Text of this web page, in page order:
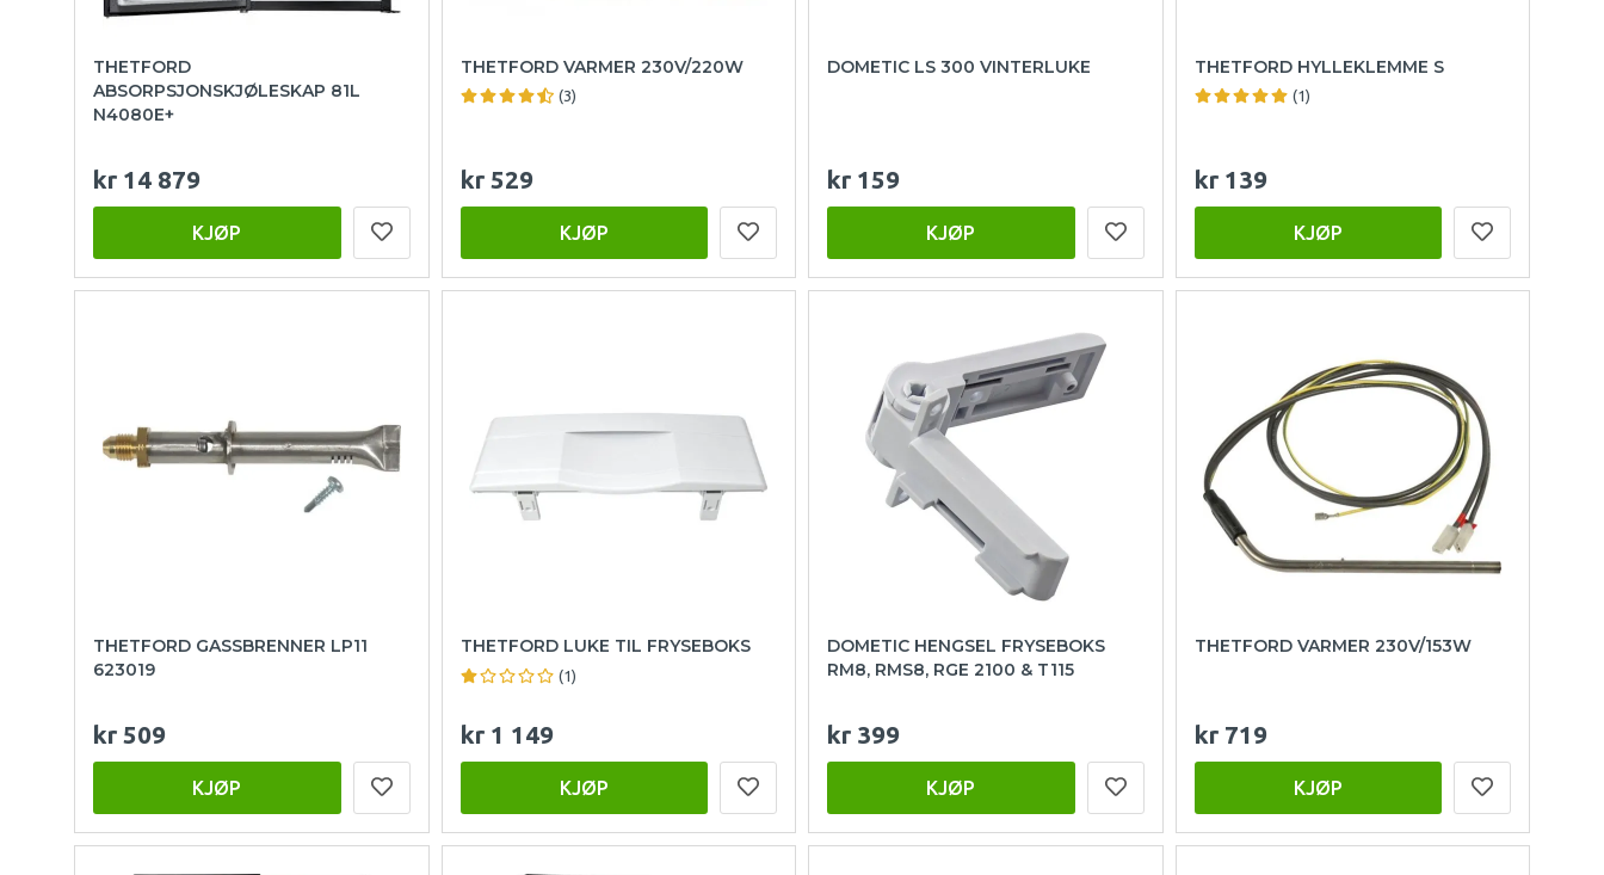
THETFORD
ABSORPSJONSKJØLESKAP 81L
N4080E+
kr 14 879
KJØP
THETFORD VARMER 230V/220W
(3)
kr 529
KJØP
DOMETIC LS 300 VINTERLUKE
kr 159
KJØP
THETFORD HYLLEKLEMME S
(1)
kr 139
KJØP
THETFORD GASSBRENNER LP11
623019
kr 509
KJØP
THETFORD LUKE TIL FRYSEBOKS
(1)
kr 1 149
KJØP
DOMETIC HENGSEL FRYSEBOKS
RM8, RMS8, RGE 2100 & T115
kr 399
KJØP
THETFORD VARMER 230V/153W
kr 719
KJØP